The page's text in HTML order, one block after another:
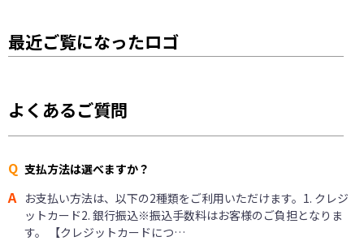
最近ご覧になったロゴ
よくあるご質問
Q 支払方法は選べますか？
A お支払い方法は、以下の2種類をご利用いただけます。1. クレジ
ットカード2. 銀行振込※振込手数料はお客様のご負担となりま
す。 【クレジットカードにつ…